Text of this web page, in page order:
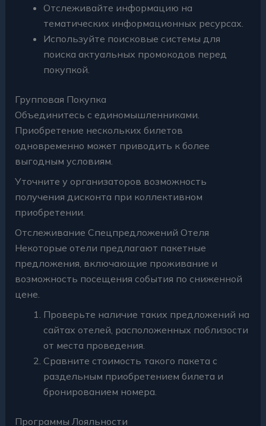
Отслеживайте информацию на
тематических информационных ресурсах.
Используйте поисковые системы для
поиска актуальных промокодов перед
покупкой.
Групповая Покупка
Объединитесь с единомышленниками.
Приобретение нескольких билетов
одновременно может приводить к более
выгодным условиям.
Уточните у организаторов возможность
получения дисконта при коллективном
приобретении.
Отслеживание Спецпредложений Отеля
Некоторые отели предлагают пакетные
предложения, включающие проживание и
возможность посещения события по сниженной
цене.
Проверьте наличие таких предложений на
сайтах отелей, расположенных поблизости
от места проведения.
Сравните стоимость такого пакета с
раздельным приобретением билета и
бронированием номера.
Программы Лояльности